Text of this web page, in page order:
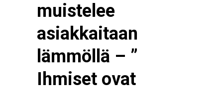
muistelee
asiakkaitaan
lämmöllä – ”
Ihmiset ovat